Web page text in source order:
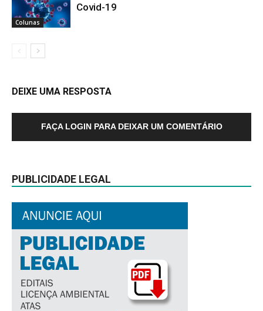
Colunas
Covid-19
DEIXE UMA RESPOSTA
FAÇA LOGIN PARA DEIXAR UM COMENTÁRIO
PUBLICIDADE LEGAL